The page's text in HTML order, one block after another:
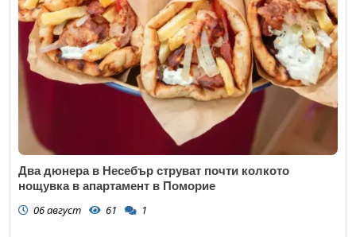
Два дюнера в Несебър струват почти колкото
нощувка в апартамент в Поморие
06 август 61 1